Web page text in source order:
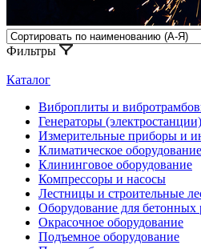
Фильтры
Каталог
Виброплиты и
Генераторы (электростанции)
Измерительные приборы и
Климатическое оборудование
Клининговое оборудование
Компрессоры и насосы
Лестницы и строительные
Оборудование для бетонных
Окрасочное оборудование
Подъемное оборудование